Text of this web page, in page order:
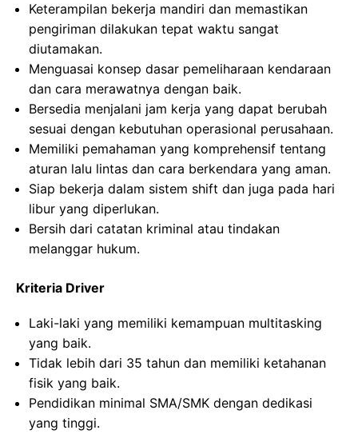
Keterampilan bekerja mandiri dan memastikan
pengiriman dilakukan tepat waktu sangat
diutamakan.
Menguasai konsep dasar pemeliharaan kendaraan
dan cara merawatnya dengan baik.
Bersedia menjalani jam kerja yang dapat berubah
sesuai dengan kebutuhan operasional perusahaan.
Memiliki pemahaman yang komprehensif tentang
aturan lalu lintas dan cara berkendara yang aman.
Siap bekerja dalam sistem shift dan juga pada hari
libur yang diperlukan.
Bersih dari catatan kriminal atau tindakan
melanggar hukum.
Kriteria Driver
Laki-laki yang memiliki kemampuan multitasking
yang baik.
Tidak lebih dari 35 tahun dan memiliki ketahanan
fisik yang baik.
Pendidikan minimal SMA/SMK dengan dedikasi
yang tinggi.